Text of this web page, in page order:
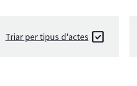
Triar per tipus d'actes